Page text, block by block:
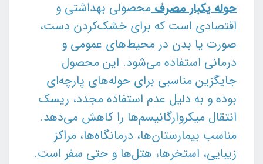
حوله یکبار مصرفمحصولی بهداشتی و
اقتصادی است که برای خشک‌کردن دست،
صورت یا بدن در محیط‌های عمومی و
درمانی استفاده می‌شود. این محصول
جایگزین مناسبی برای حوله‌های پارچه‌ای
بوده و به دلیل عدم استفاده مجدد، ریسک
انتقال میکروارگانیسم‌ها را کاهش می‌دهد.
مناسب بیمارستان‌ها، درمانگاه‌ها، مراکز
زیبایی، استخرها، هتل‌ها و حتی سفر است.